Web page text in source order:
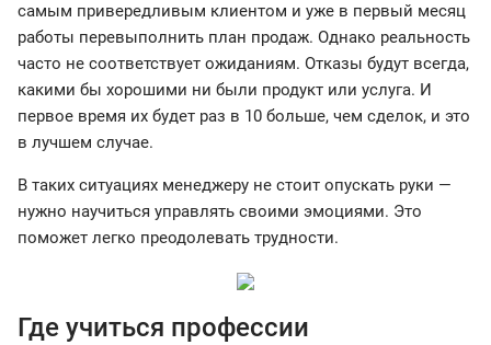
самым привередливым клиентом и уже в первый месяц
работы перевыполнить план продаж. Однако реальность
часто не соответствует ожиданиям. Отказы будут всегда,
какими бы хорошими ни были продукт или услуга. И
первое время их будет раз в 10 больше, чем сделок, и это
в лучшем случае.
В таких ситуациях менеджеру не стоит опускать руки —
нужно научиться управлять своими эмоциями. Это
поможет легко преодолевать трудности.
Где учиться профессии